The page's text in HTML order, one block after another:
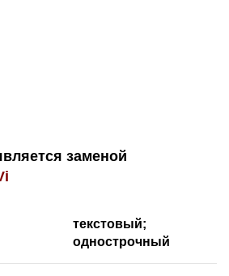
заменой
текстовый;
однострочный